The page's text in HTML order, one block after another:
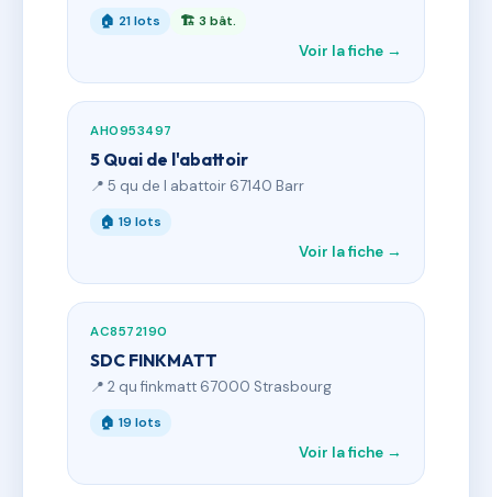
🏠 21 lots 🏗 3 bât.
Voir la fiche →
AH0953497
5 Quai de l'abattoir
📍 5 qu de l abattoir 67140 Barr
🏠 19 lots
Voir la fiche →
AC8572190
SDC FINKMATT
📍 2 qu finkmatt 67000 Strasbourg
🏠 19 lots
Voir la fiche →